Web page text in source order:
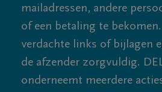
mailadressen, andere
of een betaling te
verdachte links of bijlagen
de afzender zorgvuldig.
onderneemt meerdere